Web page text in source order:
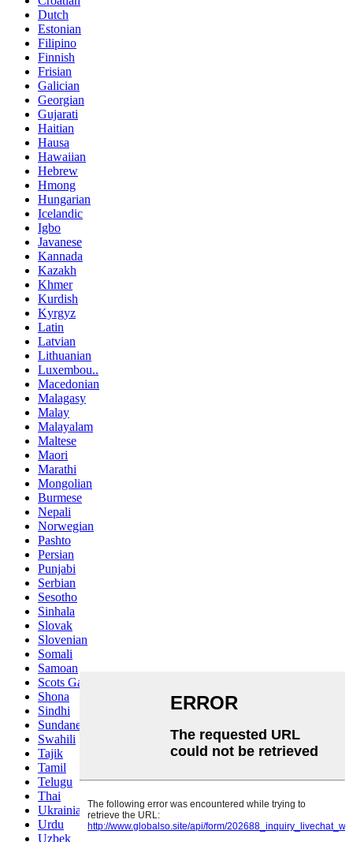
Dutch
Estonian
Filipino
Finnish
Frisian
Galician
Georgian
Gujarati
Haitian
Hausa
Hawaiian
Hebrew
Hmong
Hungarian
Icelandic
Igbo
Javanese
Kannada
Kazakh
Khmer
Kurdish
Kyrgyz
Latin
Latvian
Lithuanian
Luxembou..
Macedonian
Malagasy
Malay
Malayalam
Maltese
Maori
Marathi
Mongolian
Burmese
Nepali
Norwegian
Pashto
Persian
Punjabi
Serbian
Sesotho
Sinhala
Slovak
Slovenian
Somali
Samoan
Scots Gaelic
Shona
Sindhi
Sundanese
Swahili
Tajik
Tamil
Telugu
Thai
Ukrainian
Urdu
Uzbek